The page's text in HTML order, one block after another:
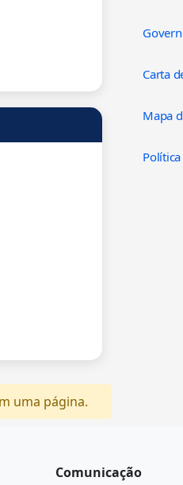
uma página.
Carta
Mapa
Comunicação